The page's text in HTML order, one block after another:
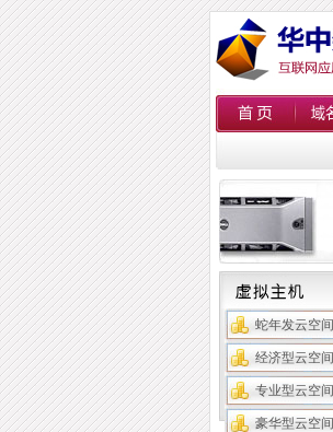
蛇年发云空间
经济型云空间
专业型云空间
豪华型云空间